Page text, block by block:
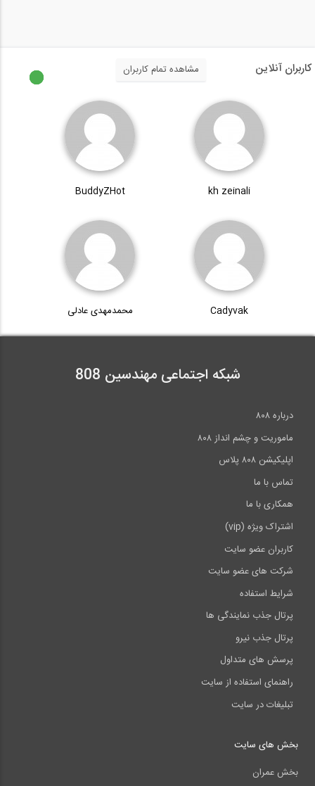
کاربران آنلاین مشاهده تمام کاربران
kh zeinali
BuddyZHot
Cadyvak محمدمهدی عادلی
شبکه اجتماعی مهندسین 808
درباره ۸۰۸
ماموریت و چشم انداز ۸۰۸
اپلیکیشن ۸۰۸ پلاس
تماس با ما
همکاری با ما
اشتراک ویژه (vip)
کاربران عضو سایت
شرکت های عضو سایت
شرایط استفاده
پرتال جذب نمایندگی ها
پرتال جذب نیرو
پرسش های متداول
راهنمای استفاده از سایت
تبلیغات در سایت
بخش های سایت
بخش عمران